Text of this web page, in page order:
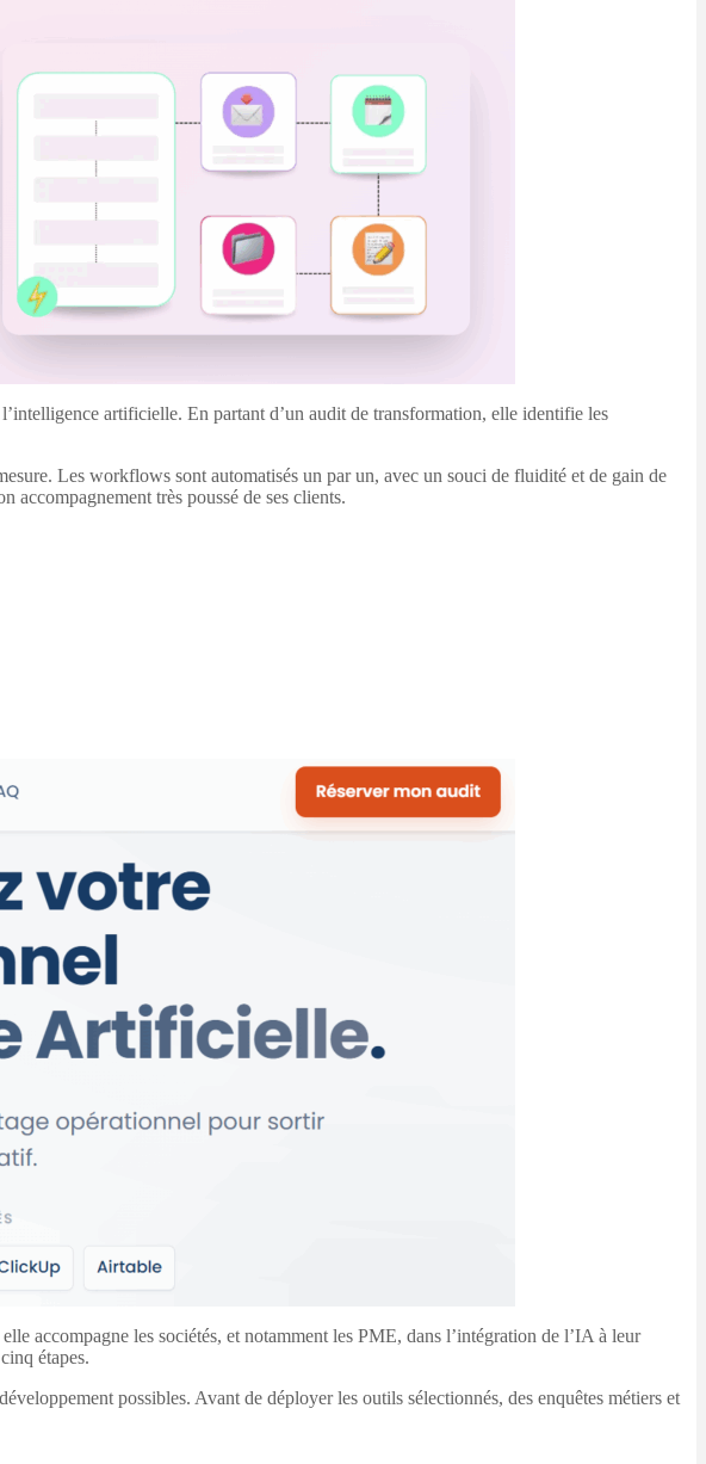
artificielle. En partant d’un audit de transformation, elle identifie les
Les workflows sont automatisés un par un, avec un souci de fluidité et de gain de
accompagnement très poussé de ses clients.
accompagne les sociétés, et notamment les PME, dans l’intégration de l’IA à leur
étapes.
possibles. Avant de déployer les outils sélectionnés, des enquêtes métiers et